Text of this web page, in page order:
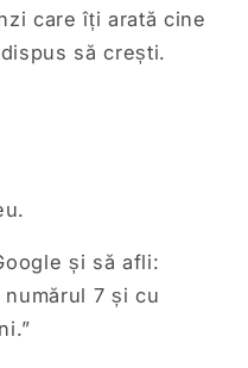
care îți arată cine
să crești.
și să afli:
numărul 7 și cu